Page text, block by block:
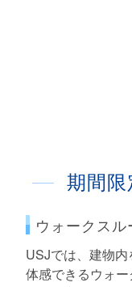
期間
ウォークス
USJでは、建物
体感できるウォ